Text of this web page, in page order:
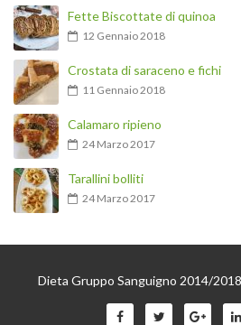
Fette Biscottate di quinoa
12 Gennaio 2018
Crostata di saraceno e fichi
11 Gennaio 2018
Calamaro ripieno
24 Marzo 2017
Tarallini bolliti
24 Marzo 2017
Dieta Gruppo Sanguigno 2014/